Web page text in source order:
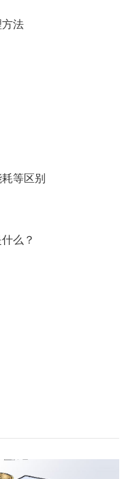
法
等区别
么？